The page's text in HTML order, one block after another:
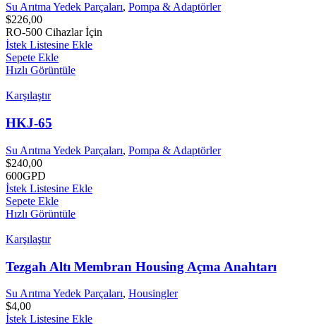
Su Arıtma Yedek Parçaları, Pompa & Adaptörler
$226,00
RO-500 Cihazlar İçin
İstek Listesine Ekle
Sepete Ekle
Hızlı Görüntüle
Karşılaştır
HKJ-65
Su Arıtma Yedek Parçaları, Pompa & Adaptörler
$240,00
600GPD
İstek Listesine Ekle
Sepete Ekle
Hızlı Görüntüle
Karşılaştır
Tezgah Altı Membran Housing Açma Anahtarı
Su Arıtma Yedek Parçaları, Housingler
$4,00
İstek Listesine Ekle